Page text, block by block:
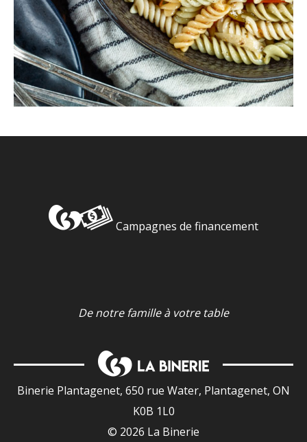
Campagnes de financement
De notre famille à votre table
Binerie Plantagenet, 650 rue Water, Plantagenet, ON
K0B 1L0
© 2026 La Binerie